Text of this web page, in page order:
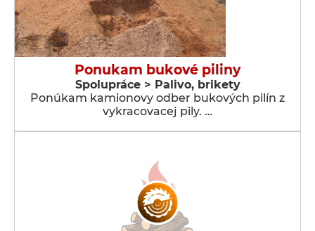
Ponukam bukové piliny
Spolupráce > Palivo, brikety
Ponúkam kamionovy odber bukových pilín z
vykracovacej pily. …